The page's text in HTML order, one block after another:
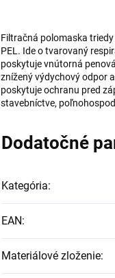
Filtračná polomaska
PEL. Ide o tvarovaný
poskytuje vnútorná
znížený výdychový odpor
poskytuje ochranu pred
stavebníctve,
Dodatočné
Kategória:
EAN:
Materiálové zloženie: